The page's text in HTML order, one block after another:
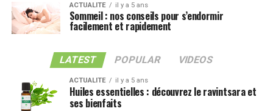
ACTUALITE il y a 5 ans
Sommeil : nos conseils pour s’endormir
facilement et rapidement
LATEST POPULAR VIDEOS
ACTUALITE il y a 5 ans
Huiles essentielles : découvrez le ravintsara et
ses bienfaits